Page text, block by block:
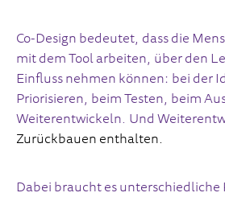
Co-Design bedeutet, dass die
mit dem Tool arbeiten, über den
Einfluss nehmen können: bei der
Priorisieren, beim Testen, beim
Weiterentwickeln. Und
Zurückbauen enthalten.
Dabei braucht es unterschiedliche